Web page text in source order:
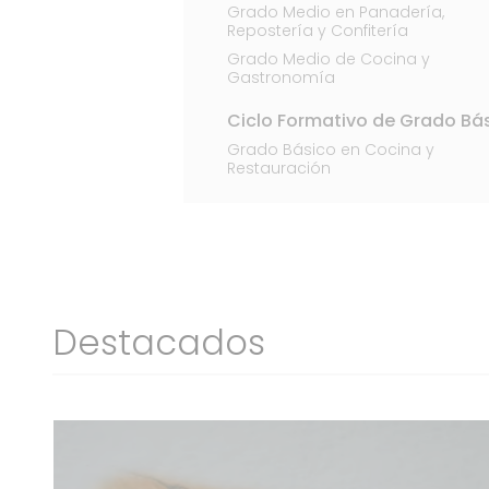
Grado Medio en Panadería,
Repostería y Confitería
Grado Medio de Cocina y
Gastronomía
Ciclo Formativo de Grado
Grado Básico en Cocina y
Restauración
Destacados